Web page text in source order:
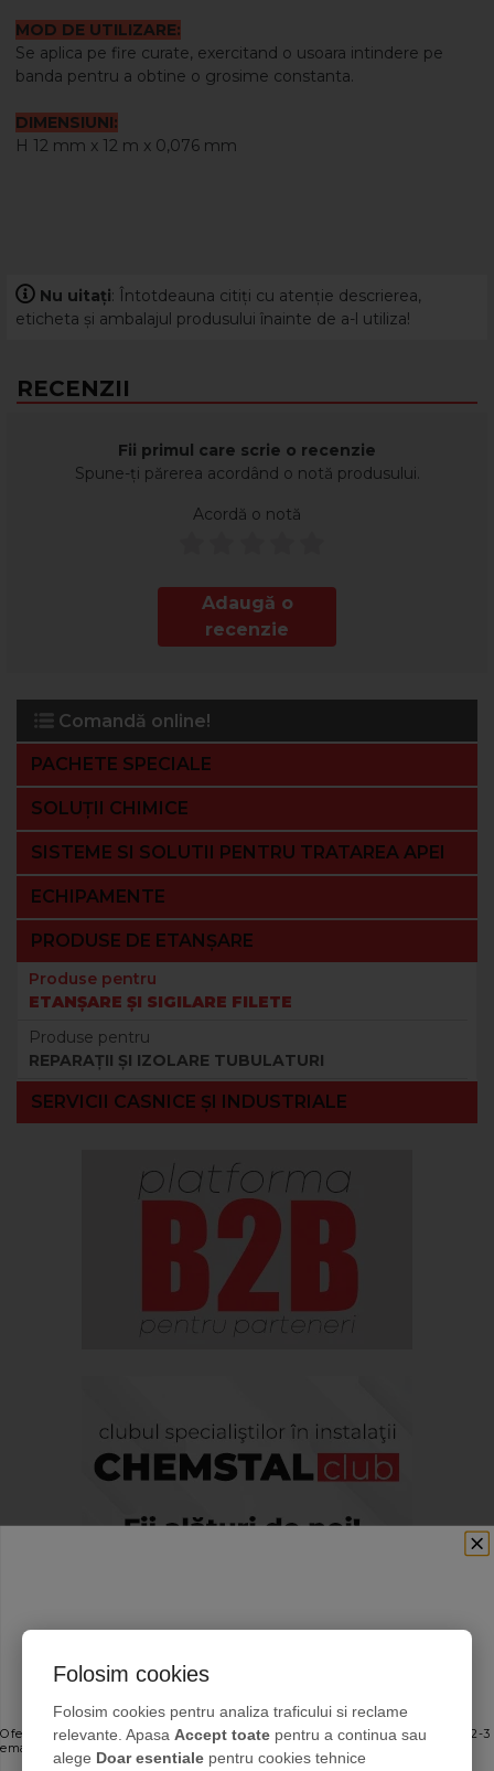
Comandă online!
PACHETE SPECIALE
SOLUȚII CHIMICE
SISTEME SI SOLUTII PENTRU TRATAREA APEI
ECHIPAMENTE
PRODUSE DE ETANȘARE
Produse pentru
ETANȘARE ȘI SIGILARE FILETE
Produse pentru
REPARAȚII ȘI IZOLARE TUBULATURI
SERVICII CASNICE ȘI INDUSTRIALE
MOD DE UTILIZARE:
Se aplica pe fire curate, exercitand o usoara intindere pe
banda pentru a obtine o grosime constanta.
DIMENSIUNI:
H 12 mm x 12 m x 0,076 mm
Nu uitați: Întotdeauna citiți cu atenție descrierea,
eticheta și ambalajul produsului înainte de a-l utiliza!
RECENZII
Fii primul care scrie o recenzie
Spune-ți părerea acordând o notă produsului.
Acordă o notă
Adaugă o
recenzie
Folosim cookies
Folosim cookies pentru analiza traficului si reclame
relevante. Apasa Accept toate pentru a continua sau
alege Doar esentiale pentru cookies tehnice
Ofertele bune, direct în inbox
Oferte personalizate și sfaturi de întreținere direct de la producător. Maximum 2-3
emailuri pe lună — fără spam.